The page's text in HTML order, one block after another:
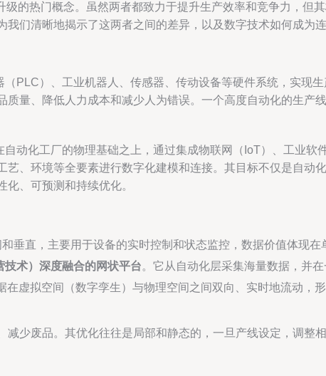
的热门概念。虽然两者都致力于提升生产效率和竞争力，但
们清晰地揭示了这两者之间的差异，以及数字技术如何成为
PLC）、工业机器人、传感器、传动设备等硬件系统，实现
量、降低人力成本和减少人为错误。一个高度自动化的生产
动化工厂的物理基础之上，通过集成物联网（IoT）、工业软
、环境等全要素进行数字化建模和连接。其目标不仅是自动
、可预测和持续优化。
垂直，主要用于设备的实时控制和状态监控，数据价值体现在
技术）深度融合的网状平台。它从自动化层采集海量数据，并
虚拟空间（数字孪生）与物理空间之间双向、实时地流动，形
减少废品。其优化往往是局部和静态的，一旦产线设定，调整相